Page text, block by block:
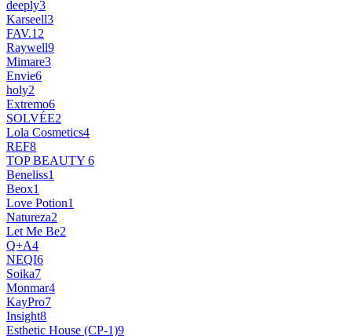
deeply3
Karseell3
FAV.1 2
Raywell9
Mimare3
Envie6
holy2
Extremo6
SOLVÉE2
Lola Cosmetics4
REF8
TOP BEAUTY 6
Beneliss1
Beox1
Love Potion1
Natureza2
Let Me Be2
Q+A4
NEQI6
Soika7
Monmar4
KayPro7
Insight8
Esthetic House (CP-1)9